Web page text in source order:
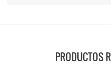
PRODUCTOS